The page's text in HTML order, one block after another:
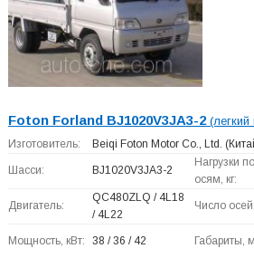
Foton Forland BJ1020V3JA3-2(легкий
Изготовитель: Beiqi Foton Motor Co., Ltd.
Шасси: BJ1020V3JA3-2
Нагрузки по
осям, кг:
Двигатель:
QC480ZLQ / 4L18
/ 4L22
Число осей:
Мощность, кВт: 38 / 36 / 42 Габариты,